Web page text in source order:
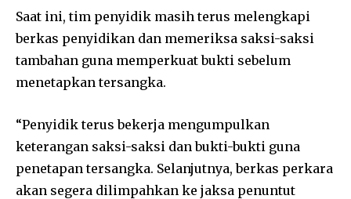
Saat ini, tim penyidik masih terus melengkapi
berkas penyidikan dan memeriksa saksi-saksi
tambahan guna memperkuat bukti sebelum
menetapkan tersangka.
“Penyidik terus bekerja mengumpulkan
keterangan saksi-saksi dan bukti-bukti guna
penetapan tersangka. Selanjutnya, berkas perkara
akan segera dilimpahkan ke jaksa penuntut